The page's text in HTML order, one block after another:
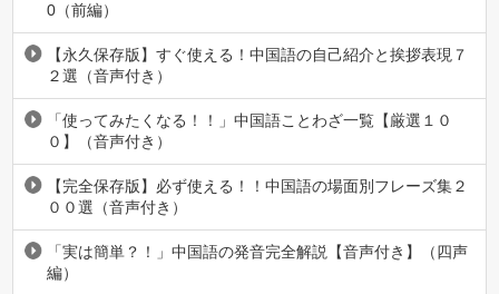
0（前編）
【永久保存版】すぐ使える！中国語の自己紹介と挨拶表現７
２選（音声付き）
「使ってみたくなる！！」中国語ことわざ一覧【厳選１０
０】（音声付き）
【完全保存版】必ず使える！！中国語の場面別フレーズ集２
００選（音声付き）
「実は簡単？！」中国語の発音完全解説【音声付き】（四声
編）